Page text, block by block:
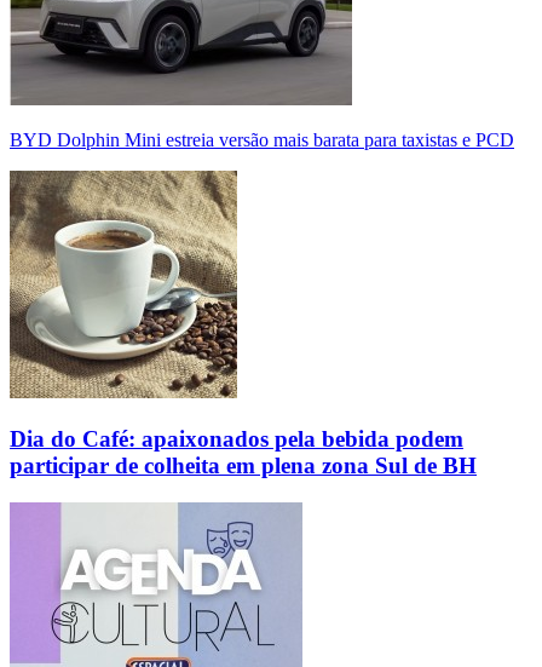
BYD Dolphin Mini estreia versão mais barata para taxistas e PCD
Dia do Café: apaixonados pela bebida podem
participar de colheita em plena zona Sul de BH